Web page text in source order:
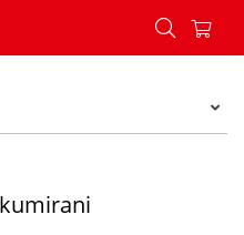
vakumirani - Konzum